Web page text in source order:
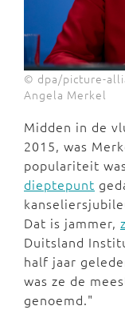
© dpa/picture-
Angela Merkel
Midden in de
2015, was
populariteit
dieptepunt
Dat is jammer,
Duitsland
half jaar
was ze de
genoemd."